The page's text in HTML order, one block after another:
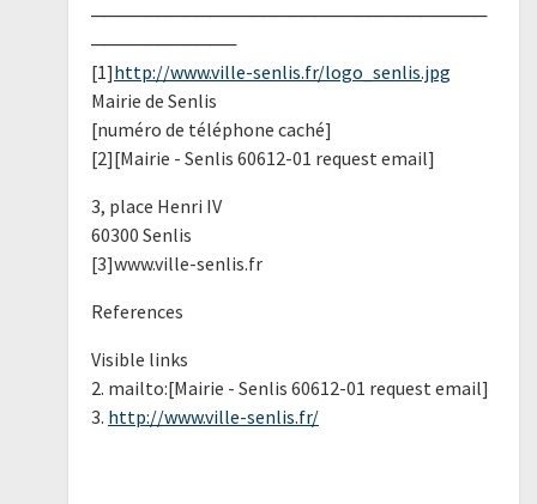
──────────────────────────────
───────────
[1]http://www.ville-senlis.fr/logo_senlis.jpg
Mairie de Senlis
[numéro de téléphone caché]
[2][Mairie - Senlis 60612-01 request email]
3, place Henri IV
60300 Senlis
[3]www.ville-senlis.fr
References
Visible links
2. mailto:[Mairie - Senlis 60612-01 request email]
3. http://www.ville-senlis.fr/